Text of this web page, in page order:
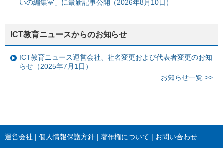
いの編集室」に最新記事公開（2026年8月10日）
ICT教育ニュースからのお知らせ
ICT教育ニュース運営会社、社名変更および代表者変更のお知
らせ（2025年7月1日）
お知らせ一覧 >>
運営会社 個人情報保護方針 著作権について お問い合わせ